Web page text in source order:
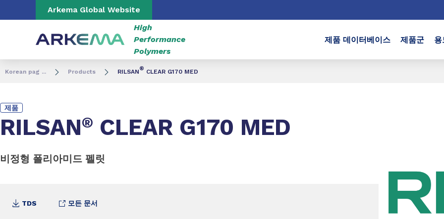
Go to content Go to navigation
Arkema Global Website
High
Performance
Polymers
제품 데이터베이스 제품군
Korean pag ... Products RILSAN® CLEAR G170 MED
제품
RILSAN® CLEAR G170 MED
비정형 폴리아미드 펠릿
TDS 모든 문서